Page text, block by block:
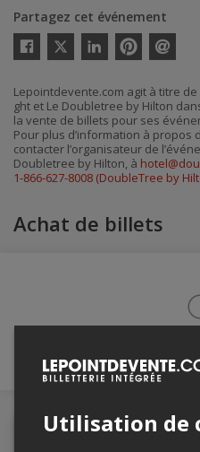
Partagez cet événement
Twitter
courriel
Lepointdevente.com agit à titre
ght et Le Doubletree by Hilton
la vente de billets pour ses
Pour plus d’information à propos
contacter l’organisateur de
Doubletree by Hilton, à
1-866-627-8008 (DoubleTree by
Achat de billets
Vérification des
Utilisation de